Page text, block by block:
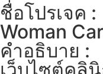
ชื่อโปรเจค :
Woman
คำอธิบาย :
เว็บไซต์คลิ